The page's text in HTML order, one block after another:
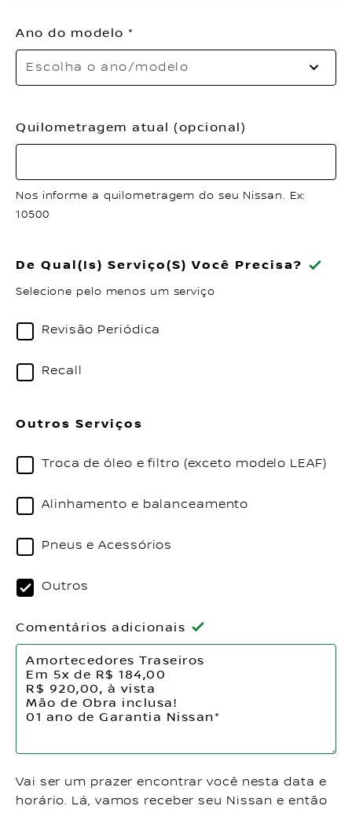
Ano do modelo
Escolha o ano/modelo
o
Quilometragem atual (opcional)
Nos informe a quilometragem do seu Nissan. Ex:
10500
De Qual(is) Serviço(s) Você Precisa?
Selecione pelo menos um serviço
Revisão Periódica
Recall
Outros Serviços
Troca de óleo e filtro (exceto modelo LEAF)
Alinhamento e balanceamento
Pneus e Acessórios
Outros
Comentários adicionais
Vai ser um prazer encontrar você nesta data e
horário. Lá, vamos receber seu Nissan e então